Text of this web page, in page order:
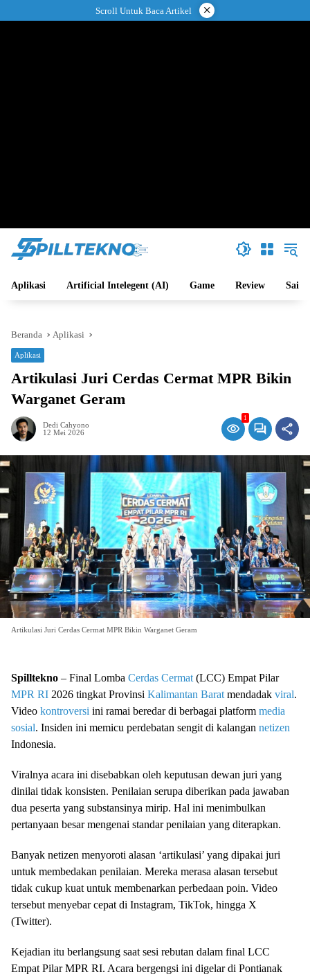
ke
Scroll Untuk Baca Artikel ×
Aplikasi Artificial Intelegent (AI) Game Review Sains
Beranda Aplikasi
Aplikasi
Artikulasi Juri Cerdas Cermat MPR Bikin
Warganet Geram
Dedi Cahyono
12 Mei 2026
1
Artikulasi Juri Cerdas Cermat MPR Bikin Warganet Geram
Spilltekno – Final Lomba Cerdas Cermat (LCC) Empat Pilar
MPR RI 2026 tingkat Provinsi Kalimantan Barat mendadak viral.
Video kontroversi ini ramai beredar di berbagai platform media
sosial. Insiden ini memicu perdebatan sengit di kalangan netizen
Indonesia.
Viralnya acara ini disebabkan oleh keputusan dewan juri yang
dinilai tidak konsisten. Penilaian serupa diberikan pada jawaban
dua peserta yang substansinya mirip. Hal ini menimbulkan
pertanyaan besar mengenai standar penilaian yang diterapkan.
Banyak netizen menyoroti alasan ‘artikulasi’ yang dipakai juri
untuk membedakan penilaian. Mereka merasa alasan tersebut
tidak cukup kuat untuk membenarkan perbedaan poin. Video
tersebut menyebar cepat di Instagram, TikTok, hingga X
(Twitter).
Kejadian itu berlangsung saat sesi rebutan dalam final LCC
Empat Pilar MPR RI. Acara bergengsi ini digelar di Pontianak